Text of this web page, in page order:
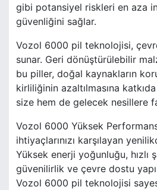
gibi potansiyel riskleri en aza
güvenliğini sağlar.
Vozol 6000 pil teknolojisi,
sunar. Geri dönüştürülebilir
bu piller, doğal kaynakların
kirliliğinin azaltılmasına
size hem de gelecek nesillere
Vozol 6000 Yüksek
ihtiyaçlarınızı karşılayan
Yüksek enerji yoğunluğu, hızlı
güvenilirlik ve çevre dostu
Vozol 6000 pil teknolojisi